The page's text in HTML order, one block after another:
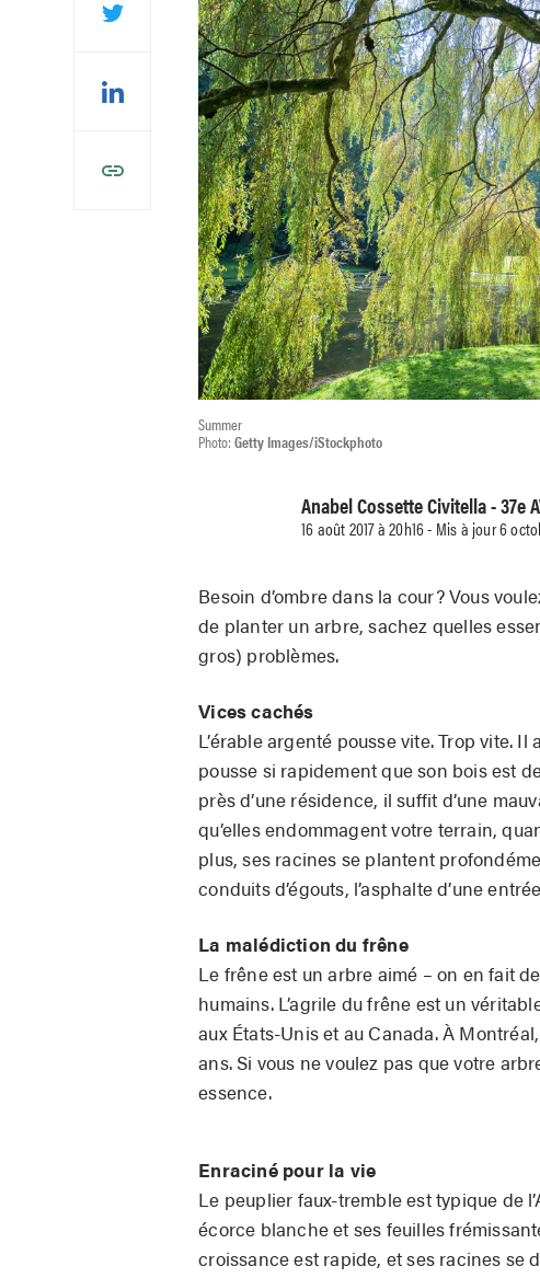
Summer
Photo:Getty Images/iStockphoto
Anabel Cossette Civitella - 37e
16 août 2017 à 20h16 - Mis à jour 6
Besoin d’ombre dans la cour? Vous
de planter un arbre, sachez quelles
gros) problèmes.
Vices cachés
L’érable argenté pousse vite. Trop vite.
pousse si rapidement que son bois est
près d’une résidence, il suffit d’une
qu’elles endommagent votre terrain,
plus, ses racines se plantent
conduits d’égouts, l’asphalte d’une
La malédiction du frêne
Le frêne est un arbre aimé – on en fait
humains. L’agrile du frêne est un
aux États-Unis et au Canada. À
ans. Si vous ne voulez pas que votre
essence.
Enraciné pour la vie
Le peuplier faux-tremble est typique de
écorce blanche et ses feuilles
croissance est rapide, et ses racines